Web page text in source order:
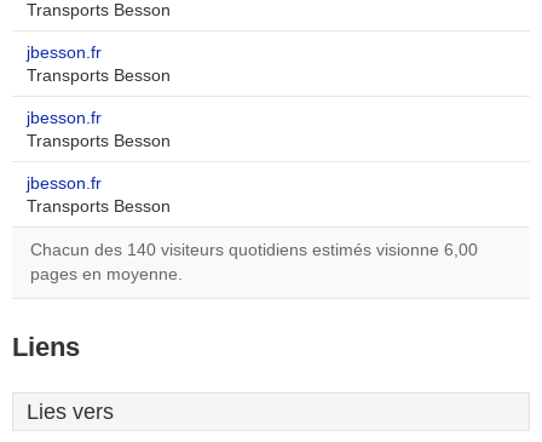
Transports Besson
jbesson.fr
Transports Besson
jbesson.fr
Transports Besson
jbesson.fr
Transports Besson
Chacun des 140 visiteurs quotidiens estimés visionne 6,00
pages en moyenne.
Liens
Lies vers